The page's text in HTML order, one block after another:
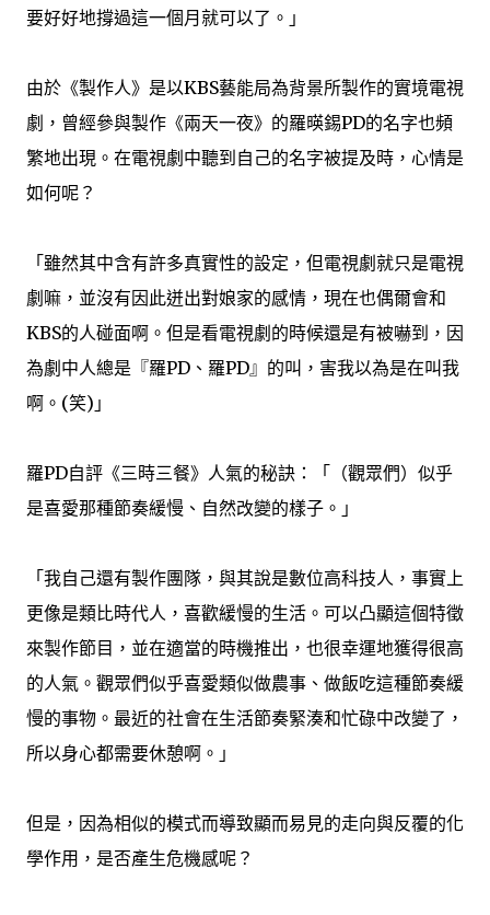
要好好地撐過這一個月就可以了。」
由於《製作人》是以KBS藝能局為背景所製作的實境電視
劇，曾經參與製作《兩天一夜》的羅暎錫PD的名字也頻
繁地出現。在電視劇中聽到自己的名字被提及時，心情是
如何呢？
「雖然其中含有許多真實性的設定，但電視劇就只是電視
劇嘛，並沒有因此迸出對娘家的感情，現在也偶爾會和
KBS的人碰面啊。但是看電視劇的時候還是有被嚇到，因
為劇中人總是『羅PD、羅PD』的叫，害我以為是在叫我
啊。(笑)」
羅PD自評《三時三餐》人氣的秘訣：「（觀眾們）似乎
是喜愛那種節奏緩慢、自然改變的樣子。」
「我自己還有製作團隊，與其說是數位高科技人，事實上
更像是類比時代人，喜歡緩慢的生活。可以凸顯這個特徵
來製作節目，並在適當的時機推出，也很幸運地獲得很高
的人氣。觀眾們似乎喜愛類似做農事、做飯吃這種節奏緩
慢的事物。最近的社會在生活節奏緊湊和忙碌中改變了，
所以身心都需要休憩啊。」
但是，因為相似的模式而導致顯而易見的走向與反覆的化
學作用，是否產生危機感呢？